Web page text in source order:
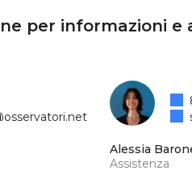
per informazioni e
Alessia
Assistenza